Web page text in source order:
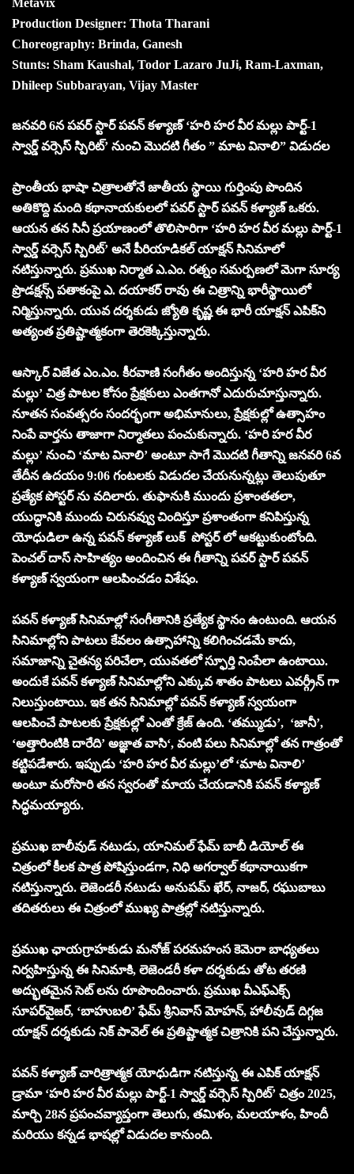
Metavix
Production Designer: Thota Tharani
Choreography: Brinda, Ganesh
Stunts: Sham Kaushal, Todor Lazaro JuJi, Ram-Laxman,
Dhileep Subbarayan, Vijay Master
జనవరి 6న పవర్ స్టార్ పవన్ కళ్యాణ్ ‘హరి హర వీర మల్లు పార్ట్-1
స్వార్డ్ వర్సెస్ స్పిరిట్’ నుంచి మొదటి గీతం ” మాట వినాలి” విడుదల
ప్రాంతీయ భాషా చిత్రాలతోనే జాతీయ స్థాయి గుర్తింపు పొందిన
అతికొద్ది మంది కథానాయకులలో పవర్ స్టార్ పవన్ కళ్యాణ్ ఒకరు.
ఆయన తన సినీ ప్రయాణంలో తొలిసారిగా ‘హరి హర వీర మల్లు పార్ట్-1
స్వార్డ్ వర్సెస్ స్పిరిట్’ అనే పీరియాడికల్ యాక్షన్ సినిమాలో
నటిస్తున్నారు. ప్రముఖ నిర్మాత ఎ.ఎం. రత్నం సమర్పణలో మెగా సూర్య
ప్రొడక్షన్స్ పతాకంపై ఎ. దయాకర్ రావు ఈ చిత్రాన్ని భారీస్థాయిలో
నిర్మిస్తున్నారు. యువ దర్శకుడు జ్యోతి కృష్ణ ఈ భారీ యాక్షన్ ఎపిక్‌ని
అత్యంత ప్రతిష్టాత్మకంగా తెరకెక్కిస్తున్నారు.
ఆస్కార్ విజేత ఎం.ఎం. కీరవాణి సంగీతం అందిస్తున్న ‘హరి హర వీర
మల్లు’ చిత్ర పాటల కోసం ప్రేక్షకులు ఎంతగానో ఎదురుచూస్తున్నారు.
నూతన సంవత్సరం సందర్భంగా అభిమానులు, ప్రేక్షకుల్లో ఉత్సాహం
నింపే వార్తను తాజాగా నిర్మాతలు పంచుకున్నారు. ‘హరి హర వీర
మల్లు’ నుంచి ‘మాట వినాలి’ అంటూ సాగే మొదటి గీతాన్ని జనవరి 6వ
తేదీన ఉదయం 9:06 గంటలకు విడుదల చేయనున్నట్లు తెలుపుతూ
ప్రత్యేక పోస్టర్ ను వదిలారు. తుఫానుకి ముందు ప్రశాంతతలా,
యుద్ధానికి ముందు చిరునవ్వు చిందిస్తూ ప్రశాంతంగా కనిపిస్తున్న
యోధుడిలా ఉన్న పవన్ కళ్యాణ్ లుక్ పోస్టర్ లో ఆకట్టుకుంటోంది.
పెంచల్ దాస్ సాహిత్యం అందించిన ఈ గీతాన్ని పవర్ స్టార్ పవన్
కళ్యాణ్ స్వయంగా ఆలపించడం విశేషం.
పవన్ కళ్యాణ్ సినిమాల్లో సంగీతానికి ప్రత్యేక స్థానం ఉంటుంది. ఆయన
సినిమాల్లోని పాటలు కేవలం ఉత్సాహాన్ని కలిగించడమే కాదు,
సమాజాన్ని చైతన్య పరిచేలా, యువతలో స్ఫూర్తి నింపేలా ఉంటాయి.
అందుకే పవన్ కళ్యాణ్ సినిమాల్లోని ఎక్కువ శాతం పాటలు ఎవర్గ్రీన్ గా
నిలుస్తుంటాయి. ఇక తన సినిమాల్లో పవన్ కళ్యాణ్ స్వయంగా
ఆలపించే పాటలకు ప్రేక్షకుల్లో ఎంతో క్రేజ్ ఉంది. ‘తమ్ముడు’, ‘జానీ’,
‘అత్తారింటికి దారేది’ అజ్ఞాత వాసి‘, వంటి పలు సినిమాల్లో తన గాత్రంతో
కట్టిపడేశారు. ఇప్పుడు ‘హరి హర వీర మల్లు’లో ‘మాట వినాలి’
అంటూ మరోసారి తన స్వరంతో మాయ చేయడానికి పవన్ కళ్యాణ్
సిద్ధమయ్యారు.
ప్రముఖ బాలీవుడ్ నటుడు, యానిమల్ ఫేమ్ బాబీ డియోల్ ఈ
చిత్రంలో కీలక పాత్ర పోషిస్తుండగా, నిధి అగర్వాల్ కథానాయికగా
నటిస్తున్నారు. లెజెండరీ నటుడు అనుపమ్ ఖేర్, నాజర్, రఘుబాబు
తదితరులు ఈ చిత్రంలో ముఖ్య పాత్రల్లో నటిస్తున్నారు.
ప్రముఖ ఛాయగ్రాహకుడు మనోజ్ పరమహంస కెమెరా బాధ్యతలు
నిర్వహిస్తున్న ఈ సినిమాకి, లెజెండరీ కళా దర్శకుడు తోట తరణి
అద్భుతమైన సెట్ లను రూపొందించారు. ప్రముఖ వీఎఫ్ఎక్స్
సూపర్‌వైజర్, ‘బాహుబలి’ ఫేమ్ శ్రీనివాస్ మోహన్, హాలీవుడ్ దిగ్గజ
యాక్షన్ దర్శకుడు నిక్ పావెల్ ఈ ప్రతిష్టాత్మక చిత్రానికి పని చేస్తున్నారు.
పవన్ కళ్యాణ్ చారిత్రాత్మక యోధుడిగా నటిస్తున్న ఈ ఎపిక్ యాక్షన్
డ్రామా ‘హరి హర వీర మల్లు పార్ట్-1 స్వార్డ్ వర్సెస్ స్పిరిట్’ చిత్రం 2025,
మార్చి 28న ప్రపంచవ్యాప్తంగా తెలుగు, తమిళం, మలయాళం, హిందీ
మరియు కన్నడ భాషల్లో విడుదల కానుంది.